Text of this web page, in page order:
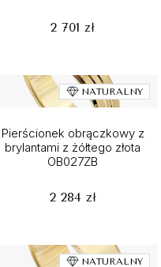
2 701 zł
NATURALNY
Pierścionek obrączkowy z
brylantami z żółtego złota
OB027ZB
2 284 zł
NATURALNY